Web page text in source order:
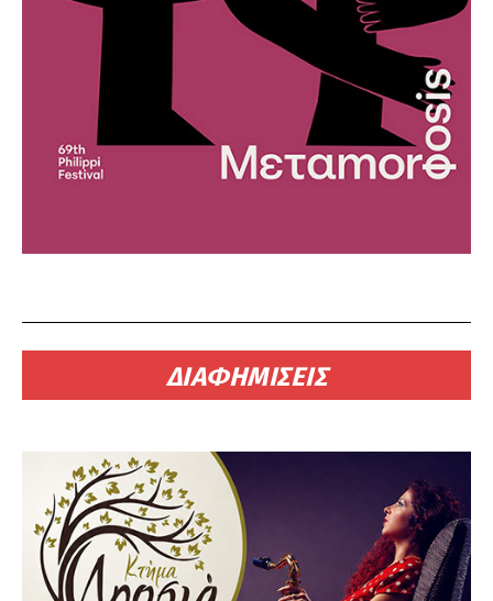
ΔΙΑΦΗΜΙΣΕΙΣ